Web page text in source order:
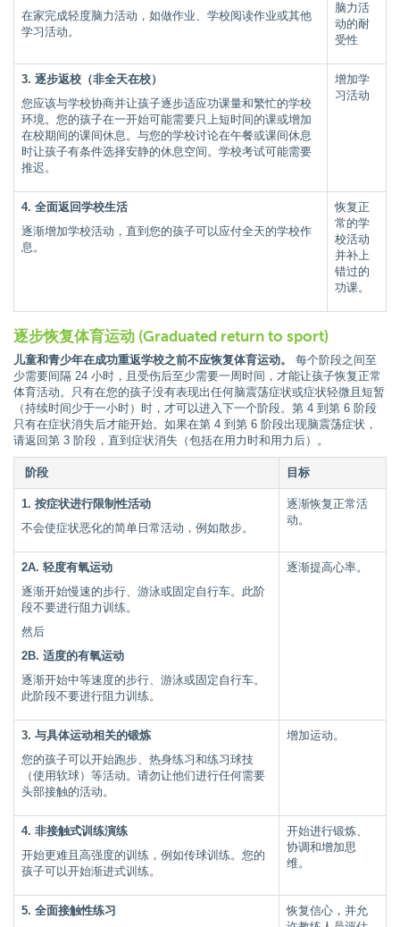
在家完成轻度脑力活动，如做作业、学校阅读作业或其他
学习活动。
脑力活
动的耐
受性
3. 逐步返校（非全天在校）
您应该与学校协商并让孩子逐步适应功课量和繁忙的学校
环境。您的孩子在一开始可能需要只上短时间的课或增加
在校期间的课间休息。与您的学校讨论在午餐或课间休息
时让孩子有条件选择安静的休息空间。学校考试可能需要
推迟。
增加学
习活动
4. 全面返回学校生活
逐渐增加学校活动，直到您的孩子可以应付全天的学校作
息。
恢复正
常的学
校活动
并补上
错过的
功课。
逐步恢复体育运动 (Graduated return to sport)
儿童和青少年在成功重返学校之前不应恢复体育运动。
每个阶段之间至
少需要间隔 24 小时，且受伤后至少需要一周时间，才能让孩子恢复正常
体育活动。只有在您的孩子没有表现出任何脑震荡症状或症状轻微且短暂
（持续时间少于一小时）时，才可以进入下一个阶段。第 4 到第 6 阶段
只有在症状消失后才能开始。如果在第 4 到第 6 阶段出现脑震荡症状，
请返回第 3 阶段，直到症状消失（包括在用力时和用力后）。
阶段 目标
1. 按症状进行限制性活动
不会使症状恶化的简单日常活动，例如散步。
逐渐恢复正常活
动。
2A. 轻度有氧运动
逐渐开始慢速的步行、游泳或固定自行车。此阶
段不要进行阻力训练。
然后
2B. 适度的有氧运动
逐渐开始中等速度的步行、游泳或固定自行车。
此阶段不要进行阻力训练。
逐渐提高心率。
3. 与具体运动相关的锻炼
您的孩子可以开始跑步、热身练习和练习球技
（使用软球）等活动。请勿让他们进行任何需要
头部接触的活动。
增加运动。
4. 非接触式训练演练
开始更难且高强度的训练，例如传球训练。您的
孩子可以开始渐进式训练。
开始进行锻炼、
协调和增加思
维。
5. 全面接触性练习
恢复信心，并允